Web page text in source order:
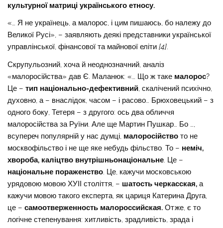
культурної матриці українського етносу.
«… Я не українець, а малорос, і цим пишаюсь, бо належу до
Великої Русі», – заявляють деякі представники української
управлінської, фінансової та майнової еліти[4].
Скрупульозний, хоча й неоднозначний, аналіз
«малоросійства» дав Є. Маланюк: «… Що ж таке малорос?
Це –тип національно-дефективний, скалічений психічно,
духовно, а – внаслідок, часом – і расово… Брюховецький – з
одного боку, Тетеря – з другого: ось два обличчя
малоросійства за Руїни. Але ще Мартин Пушкар… Бо …,
всупереч популярній у нас думці, малоросійство то не
москвофільство і не ще яке небудь фільство. То – неміч,
хвороба, каліцтво внутрішньонаціональне. Це –
національне пораженство. Це, кажучи московською
урядовою мовою ХУІІ століття, – шатость черкасская, а
кажучи мовою такого експерта, як цариця Катерина Друга,
це –самоотверженность малороссийская. Отже, є то
логічне степенування: хитливість, зрадливість, зрада і